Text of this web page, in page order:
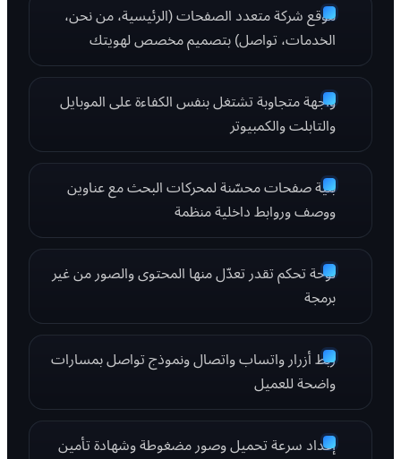
موقع شركة متعدد الصفحات (الرئيسية، من نحن،
الخدمات، تواصل) بتصميم مخصص لهويتك
واجهة متجاوبة تشتغل بنفس الكفاءة على الموبايل
والتابلت والكمبيوتر
بنية صفحات محسّنة لمحركات البحث مع عناوين
ووصف وروابط داخلية منظمة
لوحة تحكم تقدر تعدّل منها المحتوى والصور من غير
برمجة
ربط أزرار واتساب واتصال ونموذج تواصل بمسارات
واضحة للعميل
إعداد سرعة تحميل وصور مضغوطة وشهادة تأمين